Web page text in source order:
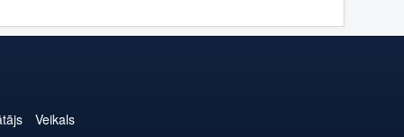
Veikals